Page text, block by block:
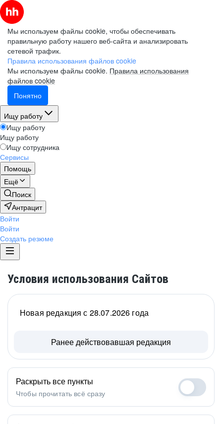
Мы используем файлы cookie, чтобы обеспечивать
правильную работу нашего веб-сайта и анализировать
сетевой трафик.
Правила использования файлов cookie
Мы используем файлы cookie. Правила использования
файлов cookie
Понятно
Ищу работу
Ищу работу
Ищу работу
Ищу сотрудника
Сервисы
Помощь
Ещё
Поиск
Антрацит
Войти
Войти
Создать резюме
Условия использования Сайтов
Новая редакция с 28.07.2026 года
Ранее действовавшая редакция
Раскрыть все пункты
Чтобы прочитать всё сразу